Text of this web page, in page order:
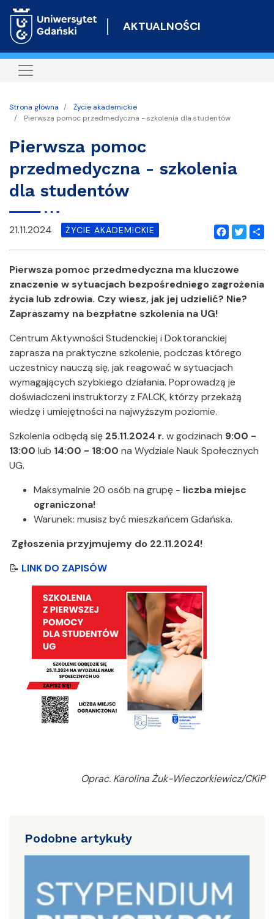
do
AKTUALNOŚCI
Strona główna
Życie akademickie
Pierwsza pomoc przedmedyczna - szkolenia dla studentów
Pierwsza pomoc
przedmedyczna - szkolenia
dla studentów
Facebook
Twitter
21.11.2024 ŻYCIE AKADEMICKIE
Pierwsza pomoc przedmedyczna ma kluczowe
znaczenie w sytuacjach bezpośredniego zagrożenia
życia lub zdrowia. Czy wiesz, jak jej udzielić? Nie?
Zapraszamy na bezpłatne szkolenia na UG!
Centrum Aktywności Studenckiej i Doktoranckiej
zaprasza na praktyczne szkolenie, podczas którego
uczestnicy nauczą się, jak reagować w sytuacjach
wymagających szybkiego działania. Poprowadzą je
doświadczeni instruktorzy z FALCK, którzy przekażą
wiedzę i umiejętności na najwyższym poziomie.
Szkolenia odbędą się 25.11.2024 r. w godzinach 9:00 -
13:00 lub 14:00 - 18:00 na Wydziale Nauk Społecznych
UG.
Maksymalnie 20 osób na grupę - liczba miejsc
ograniczona!
Warunek: musisz być mieszkańcem Gdańska.
Zgłoszenia przyjmujemy do 22.11.2024!
📝 LINK DO ZAPISÓW
Oprac. Karolina Żuk-Wieczorkiewicz/CKiP
Podobne artykuły